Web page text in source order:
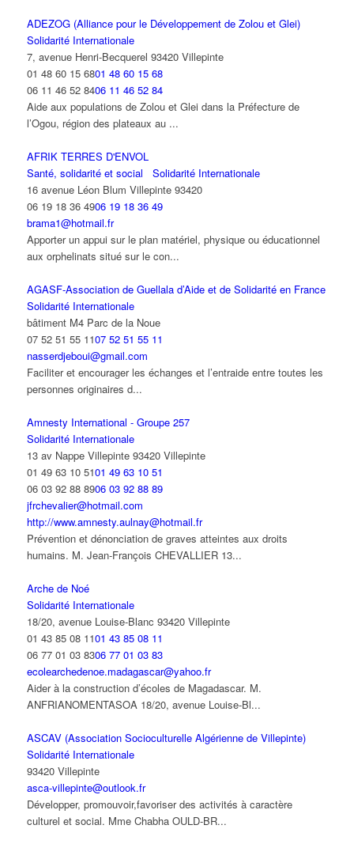
ADEZOG (Alliance pour le Développement de Zolou et Glei)
Solidarité Internationale
7, avenue Henri-Becquerel 93420 Villepinte
01 48 60 15 6801 48 60 15 68
06 11 46 52 8406 11 46 52 84
Aide aux populations de Zolou et Glei dans la Préfecture de
l’Ogou, région des plateaux au ...
AFRIK TERRES D'ENVOL
Santé, solidarité et social
Solidarité Internationale
16 avenue Léon Blum Villepinte 93420
06 19 18 36 4906 19 18 36 49
brama1@hotmail.fr
Apporter un appui sur le plan matériel, physique ou éducationnel
aux orphelinats situé sur le con...
AGASF-Association de Guellala d’Aide et de Solidarité en France
Solidarité Internationale
bâtiment M4 Parc de la Noue
07 52 51 55 1107 52 51 55 11
nasserdjeboui@gmail.com
Faciliter et encourager les échanges et l’entraide entre toutes les
personnes originaires d...
Amnesty International - Groupe 257
Solidarité Internationale
13 av Nappe Villepinte 93420 Villepinte
01 49 63 10 5101 49 63 10 51
06 03 92 88 8906 03 92 88 89
jfrchevalier@hotmail.com
http://www.amnesty.aulnay@hotmail.fr
Prévention et dénonciation de graves atteintes aux droits
humains. M. Jean-François CHEVALLIER 13...
Arche de Noé
Solidarité Internationale
18/20, avenue Louise-Blanc 93420 Villepinte
01 43 85 08 1101 43 85 08 11
06 77 01 03 8306 77 01 03 83
ecolearchedenoe.madagascar@yahoo.fr
Aider à la construction d’écoles de Magadascar. M.
ANFRIANOMENTASOA 18/20, avenue Louise-Bl...
ASCAV (Association Socioculturelle Algérienne de Villepinte)
Solidarité Internationale
93420 Villepinte
asca-villepinte@outlook.fr
Développer, promouvoir,favoriser des activités à caractère
culturel et social. Mme Chabha OULD-BR...